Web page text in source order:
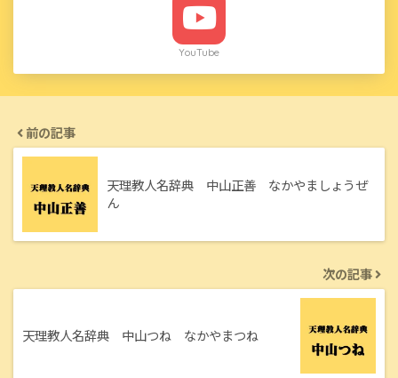
YouTube
前の記事
天理教人名辞典 中山正善 なかやましょうぜ
ん
次の記事
天理教人名辞典 中山つね なかやまつね